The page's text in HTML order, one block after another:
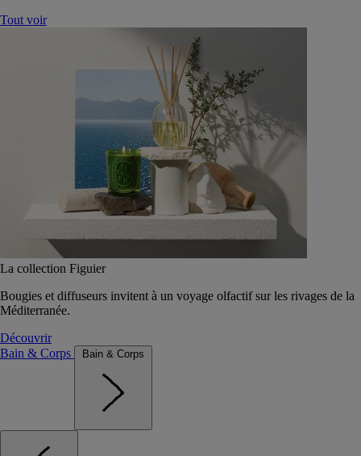
Tout voir
La collection Figuier
Bougies et diffuseurs invitent à un voyage olfactif sur les rivages de la
Méditerranée.
Découvrir
Bain & Corps
Bain & Corps